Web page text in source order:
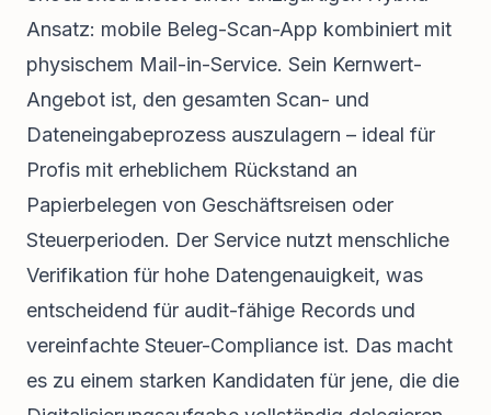
Ansatz: mobile Beleg-Scan-App kombiniert mit
physischem Mail-in-Service. Sein Kernwert-
Angebot ist, den gesamten Scan- und
Dateneingabeprozess auszulagern – ideal für
Profis mit erheblichem Rückstand an
Papierbelegen von Geschäftsreisen oder
Steuerperioden. Der Service nutzt menschliche
Verifikation für hohe Datengenauigkeit, was
entscheidend für audit-fähige Records und
vereinfachte Steuer-Compliance ist. Das macht
es zu einem starken Kandidaten für jene, die die